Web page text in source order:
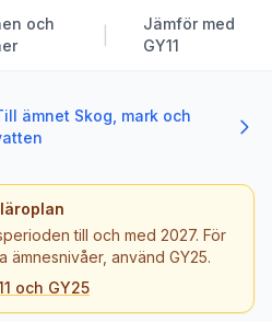
och
Jämför med
GY11
ämnet Skog, mark och
till och med 2027. För
ämnesnivåer, använd GY25.
och GY25